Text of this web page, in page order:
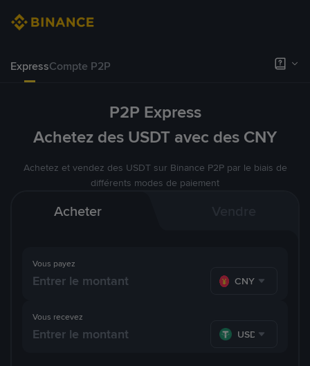
ExpressCompte P2P
P2P Express
Achetez des USDT avec des CNY
Achetez et vendez des USDT sur Binance P2P par le biais de
différents modes de paiement
Acheter
Vous payez
CNY
Vous recevez
USDT